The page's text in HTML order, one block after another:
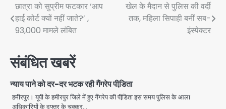
Post
navigation
छात्रा को सुप्रीम फटकार ‘आप
हाई कोर्ट क्यों नहीं जाते?’ ,
93,000 मामले लंबित
खेल के मैदान से पुलिस की वर्दी
तक, महिला सिपाही बनीं सब-
इंस्पेक्टर
संबंधित खबरें
न्याय पाने को दर-दर भटक रही गैंगरेप पीडि़ता
हमीरपुर। यूपी के हमीरपुर जिले में हुए गैंगरेप की पीडि़ता इस समय पुलिस के आला
अधिकारियों के दफ्तर के चक्कर…